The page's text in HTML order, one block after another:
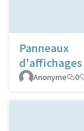
Panneaux
d'affichages
Anonyme
0